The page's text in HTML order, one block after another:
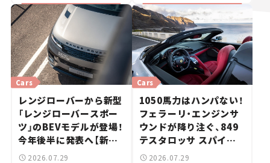
Cars
レンジローバーから新型
「レンジローバースポー
ツ」のBEVモデルが登場！
今年後半に発表へ【新車
ニュース】
2026.07.29
Cars
1050馬力はハンパない！
フェラーリ・エンジンサ
ウンドが降り注ぐ、849
テスタロッサ スパイダ
ーに試乗。
2026.07.29